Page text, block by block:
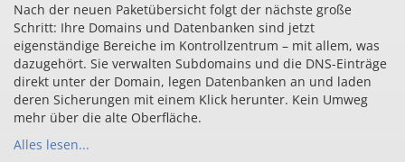
Nach der neuen Paketübersicht folgt der nächste große
Schritt: Ihre Domains und Datenbanken sind jetzt
eigenständige Bereiche im Kontrollzentrum – mit allem, was
dazugehört. Sie verwalten Subdomains und die DNS-Einträge
direkt unter der Domain, legen Datenbanken an und laden
deren Sicherungen mit einem Klick herunter. Kein Umweg
mehr über die alte Oberfläche.
Alles lesen...